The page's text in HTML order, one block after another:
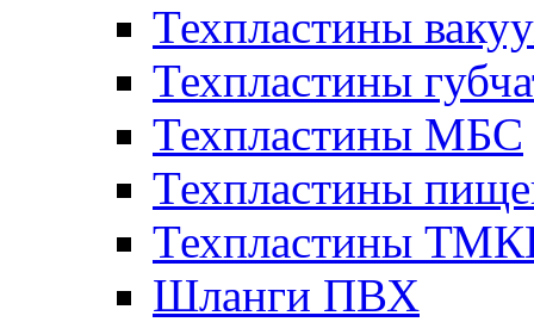
Техпластины
Техпластины
Техпластины МБС
Техпластины
Техпластины
Шланги ПВХ